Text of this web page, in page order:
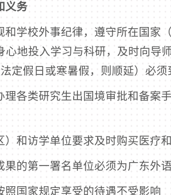
义务
和学校外事纪律，遵守所在国家
心地投入学习与科研，及时向导
定假日或寒暑假，则顺延）必须
理各类研究生出国境审批和备案
）和访学单位要求及时购买医疗
果的第一署名单位必须为广东外
照国家规定享受的待遇不受影响